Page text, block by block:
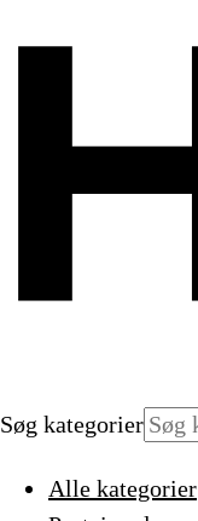
Søg kategorier
Alle kategorier